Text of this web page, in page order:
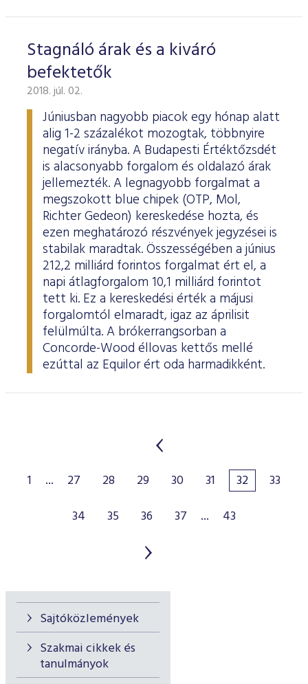
Sajtóközlemények
Szakmai cikkek és
tanulmányok
Stagnáló árak és a kiváró
befektetők
2018. júl. 02.
Júniusban nagyobb piacok egy hónap alatt
alig 1-2 százalékot mozogtak, többnyire
negatív irányba. A Budapesti Értéktőzsdét
is alacsonyabb forgalom és oldalazó árak
jellemezték. A legnagyobb forgalmat a
megszokott blue chipek (OTP, Mol,
Richter Gedeon) kereskedése hozta, és
ezen meghatározó részvények jegyzései is
stabilak maradtak. Összességében a június
212,2 milliárd forintos forgalmat ért el, a
napi átlagforgalom 10,1 milliárd forintot
tett ki. Ez a kereskedési érték a májusi
forgalomtól elmaradt, igaz az áprilisit
felülmúlta. A brókerrangsorban a
Concorde-Wood éllovas kettős mellé
ezúttal az Equilor ért oda harmadikként.
1 ... 27 28 29 30 31 32
33
34
35 36 37 ... 43